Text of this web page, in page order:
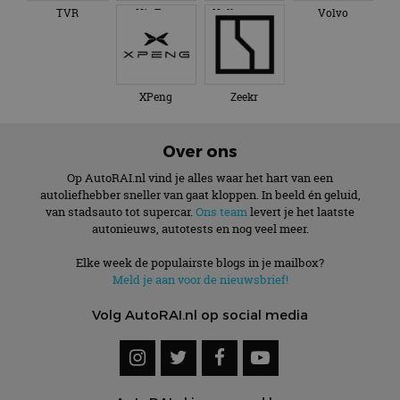
TVR VinFast Volkswagen Volvo
XPeng Zeekr
Over ons
Op AutoRAI.nl vind je alles waar het hart van een
autoliefhebber sneller van gaat kloppen. In beeld én geluid,
van stadsauto tot supercar. Ons teamlevert je het laatste
autonieuws, autotests en nog veel meer.
Elke week de populairste blogs in je mailbox?
Meld je aan voor de nieuwsbrief!
Volg AutoRAI.nl op social media